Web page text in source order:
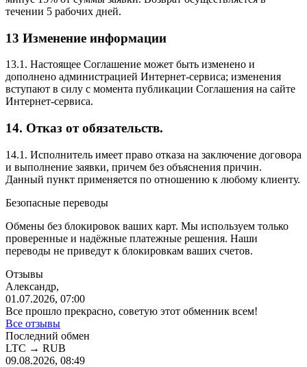
течении 5 рабочих дней.
13 Изменение информации
13.1. Настоящее Соглашение может быть изменено и
дополнено администрацией Интернет-сервиса; изменения
вступают в силу с момента публикации Соглашения на сайте
Интернет-сервиса.
14. Отказ от обязательств.
14.1. Исполнитель имеет право отказа на заключение договора
и выполнение заявки, причем без объяснения причин.
Данный пункт применяется по отношению к любому клиенту.
Безопасные переводы
Обмены без блокировок ваших карт. Мы используем только
проверенные и надёжные платежные решения. Наши
переводы не приведут к блокировкам ваших счетов.
Отзывы
Александр,
01.07.2026, 07:00
Все прошло прекрасно, советую этот обменник всем!
Все отзывы
Последний обмен
LTC → RUB
09.08.2026, 08:49